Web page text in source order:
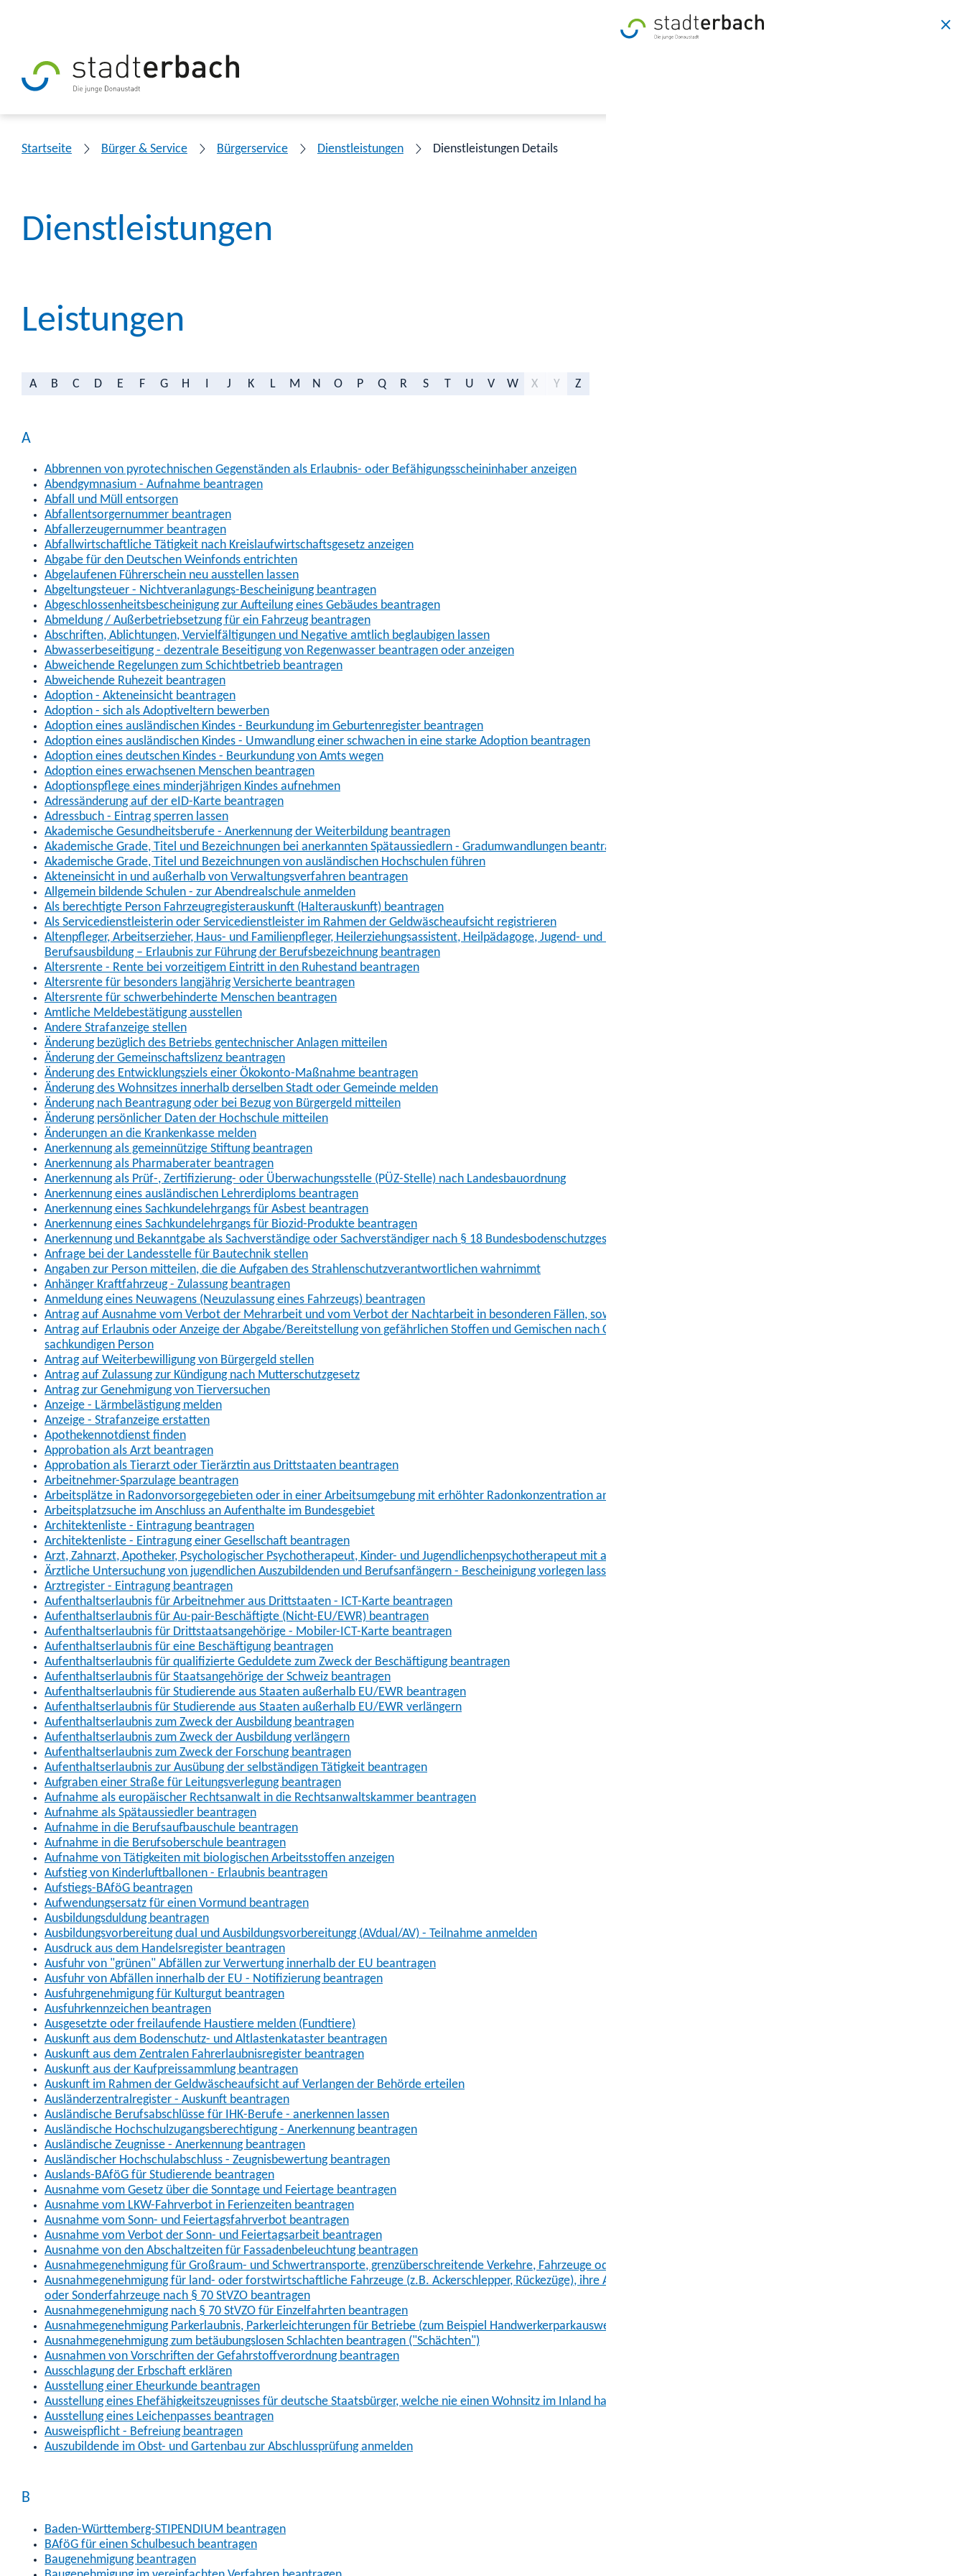
Startseite Bürger & Service Bürgerservice Dienstleistungen Dienstleistungen Details
Dienstleistungen
Leistungen
A B C D E F G H J K L M N O P Q R S T U V W X Y Z
A
Abbrennen von pyrotechnischen Gegenständen als Erlaubnis- oder Befähigungsscheininhaber anzeigen
Abendgymnasium - Aufnahme beantragen
Abfall und Müll entsorgen
Abfallentsorgernummer beantragen
Abfallerzeugernummer beantragen
Abfallwirtschaftliche Tätigkeit nach Kreislaufwirtschaftsgesetz anzeigen
Abgabe für den Deutschen Weinfonds entrichten
Abgelaufenen Führerschein neu ausstellen lassen
Abgeltungsteuer - Nichtveranlagungs-Bescheinigung beantragen
Abgeschlossenheitsbescheinigung zur Aufteilung eines Gebäudes beantragen
Abmeldung / Außerbetriebsetzung für ein Fahrzeug beantragen
Abschriften, Ablichtungen, Vervielfältigungen und Negative amtlich beglaubigen lassen
Abwasserbeseitigung - dezentrale Beseitigung von Regenwasser beantragen oder anzeigen
Abweichende Regelungen zum Schichtbetrieb beantragen
Abweichende Ruhezeit beantragen
Adoption - Akteneinsicht beantragen
Adoption - sich als Adoptiveltern bewerben
Adoption eines ausländischen Kindes - Beurkundung im Geburtenregister beantragen
Adoption eines ausländischen Kindes - Umwandlung einer schwachen in eine starke Adoption beantragen
Adoption eines deutschen Kindes - Beurkundung von Amts wegen
Adoption eines erwachsenen Menschen beantragen
Adoptionspflege eines minderjährigen Kindes aufnehmen
Adressänderung auf der eID-Karte beantragen
Adressbuch - Eintrag sperren lassen
Akademische Gesundheitsberufe - Anerkennung der Weiterbildung beantragen
Akademische Grade, Titel und Bezeichnungen bei anerkannten Spätaussiedlern - Gradumwandlungen beantragen
Akademische Grade, Titel und Bezeichnungen von ausländischen Hochschulen führen
Akteneinsicht in und außerhalb von Verwaltungsverfahren beantragen
Allgemein bildende Schulen - zur Abendrealschule anmelden
Als berechtigte Person Fahrzeugregisterauskunft (Halterauskunft) beantragen
Als Servicedienstleisterin oder Servicedienstleister im Rahmen der Geldwäscheaufsicht registrieren
Altenpfleger, Arbeitserzieher, Haus- und Familienpfleger, Heilerziehungsassistent, Heilpädagoge, Jugend- und Heimerzieher, Sozialarbeiter, Sozialpädagoge mit ausländischer
Berufsausbildung – Erlaubnis zur Führung der Berufsbezeichnung beantragen
Altersrente - Rente bei vorzeitigem Eintritt in den Ruhestand beantragen
Altersrente für besonders langjährig Versicherte beantragen
Altersrente für schwerbehinderte Menschen beantragen
Amtliche Meldebestätigung ausstellen
Andere Strafanzeige stellen
Änderung bezüglich des Betriebs gentechnischer Anlagen mitteilen
Änderung der Gemeinschaftslizenz beantragen
Änderung des Entwicklungsziels einer Ökokonto-Maßnahme beantragen
Änderung des Wohnsitzes innerhalb derselben Stadt oder Gemeinde melden
Änderung nach Beantragung oder bei Bezug von Bürgergeld mitteilen
Änderung persönlicher Daten der Hochschule mitteilen
Änderungen an die Krankenkasse melden
Anerkennung als gemeinnützige Stiftung beantragen
Anerkennung als Pharmaberater beantragen
Anerkennung als Prüf-, Zertifizierung- oder Überwachungsstelle (PÜZ-Stelle) nach Landesbauordnung
Anerkennung eines ausländischen Lehrerdiploms beantragen
Anerkennung eines Sachkundelehrgangs für Asbest beantragen
Anerkennung eines Sachkundelehrgangs für Biozid-Produkte beantragen
Anerkennung und Bekanntgabe als Sachverständige oder Sachverständiger nach § 18 Bundesbodenschutzgesetz
Anfrage bei der Landesstelle für Bautechnik stellen
Angaben zur Person mitteilen, die die Aufgaben des Strahlenschutzverantwortlichen wahrnimmt
Anhänger Kraftfahrzeug - Zulassung beantragen
Anmeldung eines Neuwagens (Neuzulassung eines Fahrzeugs) beantragen
Antrag auf Ausnahme vom Verbot der Mehrarbeit und vom Verbot der Nachtarbeit in besonderen Fällen, sowie der Art der Arbeit und dem Arbeitstempo
Antrag auf Erlaubnis oder Anzeige der Abgabe/Bereitstellung von gefährlichen Stoffen und Gemischen nach ChemVerbotsV sowie Änderungsanzeigen bei Wechsel der
sachkundigen Person
Antrag auf Weiterbewilligung von Bürgergeld stellen
Antrag auf Zulassung zur Kündigung nach Mutterschutzgesetz
Antrag zur Genehmigung von Tierversuchen
Anzeige - Lärmbelästigung melden
Anzeige - Strafanzeige erstatten
Apothekennotdienst finden
Approbation als Arzt beantragen
Approbation als Tierarzt oder Tierärztin aus Drittstaaten beantragen
Arbeitnehmer-Sparzulage beantragen
Arbeitsplätze in Radonvorsorgegebieten oder in einer Arbeitsumgebung mit erhöhter Radonkonzentration anmelden
Arbeitsplatzsuche im Anschluss an Aufenthalte im Bundesgebiet
Architektenliste - Eintragung beantragen
Architektenliste - Eintragung einer Gesellschaft beantragen
Arzt, Zahnarzt, Apotheker, Psychologischer Psychotherapeut, Kinder- und Jugendlichenpsychotherapeut mit ausländischer Berufsausbildung – Approbation beantragen
Ärztliche Untersuchung von jugendlichen Auszubildenden und Berufsanfängern - Bescheinigung vorlegen lassen
Arztregister - Eintragung beantragen
Aufenthaltserlaubnis für Arbeitnehmer aus Drittstaaten - ICT-Karte beantragen
Aufenthaltserlaubnis für Au-pair-Beschäftigte (Nicht-EU/EWR) beantragen
Aufenthaltserlaubnis für Drittstaatsangehörige - Mobiler-ICT-Karte beantragen
Aufenthaltserlaubnis für eine Beschäftigung beantragen
Aufenthaltserlaubnis für qualifizierte Geduldete zum Zweck der Beschäftigung beantragen
Aufenthaltserlaubnis für Staatsangehörige der Schweiz beantragen
Aufenthaltserlaubnis für Studierende aus Staaten außerhalb EU/EWR beantragen
Aufenthaltserlaubnis für Studierende aus Staaten außerhalb EU/EWR verlängern
Aufenthaltserlaubnis zum Zweck der Ausbildung beantragen
Aufenthaltserlaubnis zum Zweck der Ausbildung verlängern
Aufenthaltserlaubnis zum Zweck der Forschung beantragen
Aufenthaltserlaubnis zur Ausübung der selbständigen Tätigkeit beantragen
Aufgraben einer Straße für Leitungsverlegung beantragen
Aufnahme als europäischer Rechtsanwalt in die Rechtsanwaltskammer beantragen
Aufnahme als Spätaussiedler beantragen
Aufnahme in die Berufsaufbauschule beantragen
Aufnahme in die Berufsoberschule beantragen
Aufnahme von Tätigkeiten mit biologischen Arbeitsstoffen anzeigen
Aufstieg von Kinderluftballonen - Erlaubnis beantragen
Aufstiegs-BAföG beantragen
Aufwendungsersatz für einen Vormund beantragen
Ausbildungsduldung beantragen
Ausbildungsvorbereitung dual und Ausbildungsvorbereitungg (AVdual/AV) - Teilnahme anmelden
Ausdruck aus dem Handelsregister beantragen
Ausfuhr von "grünen" Abfällen zur Verwertung innerhalb der EU beantragen
Ausfuhr von Abfällen innerhalb der EU - Notifizierung beantragen
Ausfuhrgenehmigung für Kulturgut beantragen
Ausfuhrkennzeichen beantragen
Ausgesetzte oder freilaufende Haustiere melden (Fundtiere)
Auskunft aus dem Bodenschutz- und Altlastenkataster beantragen
Auskunft aus dem Zentralen Fahrerlaubnisregister beantragen
Auskunft aus der Kaufpreissammlung beantragen
Auskunft im Rahmen der Geldwäscheaufsicht auf Verlangen der Behörde erteilen
Ausländerzentralregister - Auskunft beantragen
Ausländische Berufsabschlüsse für IHK-Berufe - anerkennen lassen
Ausländische Hochschulzugangsberechtigung - Anerkennung beantragen
Ausländische Zeugnisse - Anerkennung beantragen
Ausländischer Hochschulabschluss - Zeugnisbewertung beantragen
Auslands-BAföG für Studierende beantragen
Ausnahme vom Gesetz über die Sonntage und Feiertage beantragen
Ausnahme vom LKW-Fahrverbot in Ferienzeiten beantragen
Ausnahme vom Sonn- und Feiertagsfahrverbot beantragen
Ausnahme vom Verbot der Sonn- und Feiertagsarbeit beantragen
Ausnahme von den Abschaltzeiten für Fassadenbeleuchtung beantragen
Ausnahmegenehmigung für Großraum- und Schwertransporte, grenzüberschreitende Verkehre, Fahrzeuge oder Fahrzeugkombinationen nach § 70 StVZO beantragen
Ausnahmegenehmigung für land- oder forstwirtschaftliche Fahrzeuge (z.B. Ackerschlepper, Rückezüge), ihre Anhänger, Arbeitsmaschinen (z.B. Gabelstapler, Mähdrescher)
oder Sonderfahrzeuge nach § 70 StVZO beantragen
Ausnahmegenehmigung nach § 70 StVZO für Einzelfahrten beantragen
Ausnahmegenehmigung Parkerlaubnis, Parkerleichterungen für Betriebe (zum Beispiel Handwerkerparkausweis)
Ausnahmegenehmigung zum betäubungslosen Schlachten beantragen ("Schächten")
Ausnahmen von Vorschriften der Gefahrstoffverordnung beantragen
Ausschlagung der Erbschaft erklären
Ausstellung einer Eheurkunde beantragen
Ausstellung eines Ehefähigkeitszeugnisses für deutsche Staatsbürger, welche nie einen Wohnsitz im Inland hatten
Ausstellung eines Leichenpasses beantragen
Ausweispflicht - Befreiung beantragen
Auszubildende im Obst- und Gartenbau zur Abschlussprüfung anmelden
B
Baden-Württemberg-STIPENDIUM beantragen
BAföG für einen Schulbesuch beantragen
Baugenehmigung beantragen